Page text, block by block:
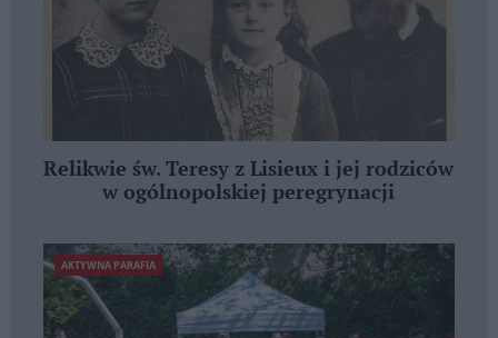
Relikwie św. Teresy z Lisieux i jej rodziców
w ogólnopolskiej peregrynacji
AKTYWNA PARAFIA